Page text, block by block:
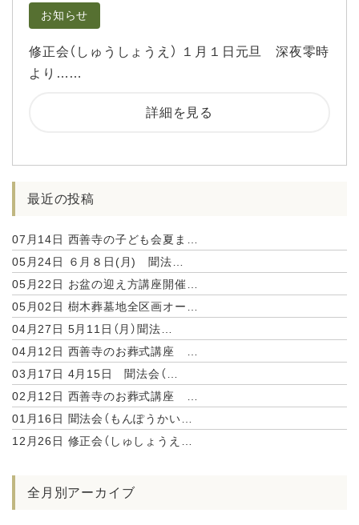
お知らせ
修正会（しゅうしょうえ） １月１日元旦 深夜零時
より……
詳細を見る
最近の投稿
07月14日 西善寺の子ども会夏ま…
05月24日
６月８日(月) 聞法…
05月22日 お盆の迎え方講座開催…
05月02日 樹木葬墓地全区画オー…
04月27日 5月11日（月）聞法…
04月12日 西善寺のお葬式講座 …
03月17日 4月15日 聞法会（…
02月12日 西善寺のお葬式講座 …
01月16日 聞法会（もんぽうかい…
12月26日 修正会（しゅしょうえ…
全月別アーカイブ